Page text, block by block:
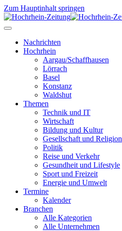
Zum Hauptinhalt springen
Nachrichten
Hochrhein
Aargau/Schaffhausen
Lörrach
Basel
Konstanz
Waldshut
Themen
Technik und IT
Wirtschaft
Bildung und Kultur
Gesellschaft und Religion
Politik
Reise und Verkehr
Gesundheit und Lifestyle
Sport und Freizeit
Energie und Umwelt
Termine
Kalender
Branchen
Alle Kategorien
Alle Unternehmen